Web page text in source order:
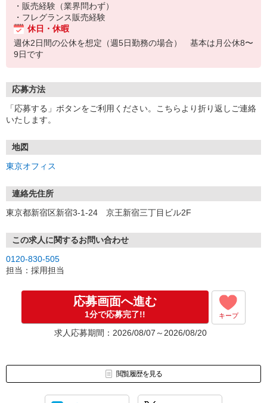
・販売経験（業界問わず）
・フレグランス販売経験
休日・休暇
週休2日間の公休を想定（週5日勤務の場合） 基本は月公休8〜
9日です
応募方法
「応募する」ボタンをご利用ください。こちらより折り返しご連絡
いたします。
地図
東京オフィス
連絡先住所
東京都新宿区新宿3-1-24 京王新宿三丁目ビル2F
この求人に関するお問い合わせ
0120-830-505
担当：採用担当
応募画面へ進む
1分で応募完了!! キープ
求人応募期間：2026/08/07～2026/08/20
閲覧履歴を見る